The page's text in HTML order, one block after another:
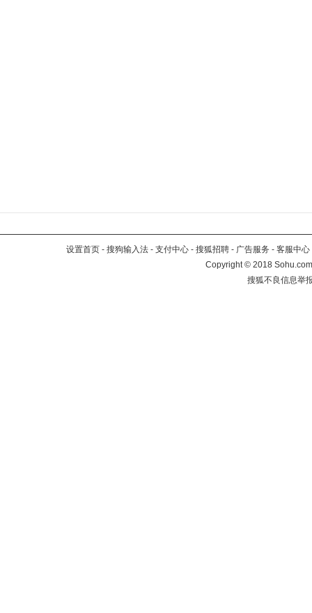
设置首页 - 搜狗输入法 - 支付中心 - 搜狐招聘 - 广告服务 - 客服中心
Copyright©2018
搜狐不良信息举